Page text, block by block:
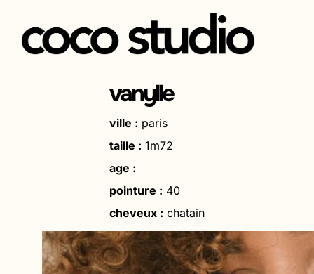
Aller
vanylle
ville : paris
taille : 1m72
age :
pointure : 40
cheveux : chatain